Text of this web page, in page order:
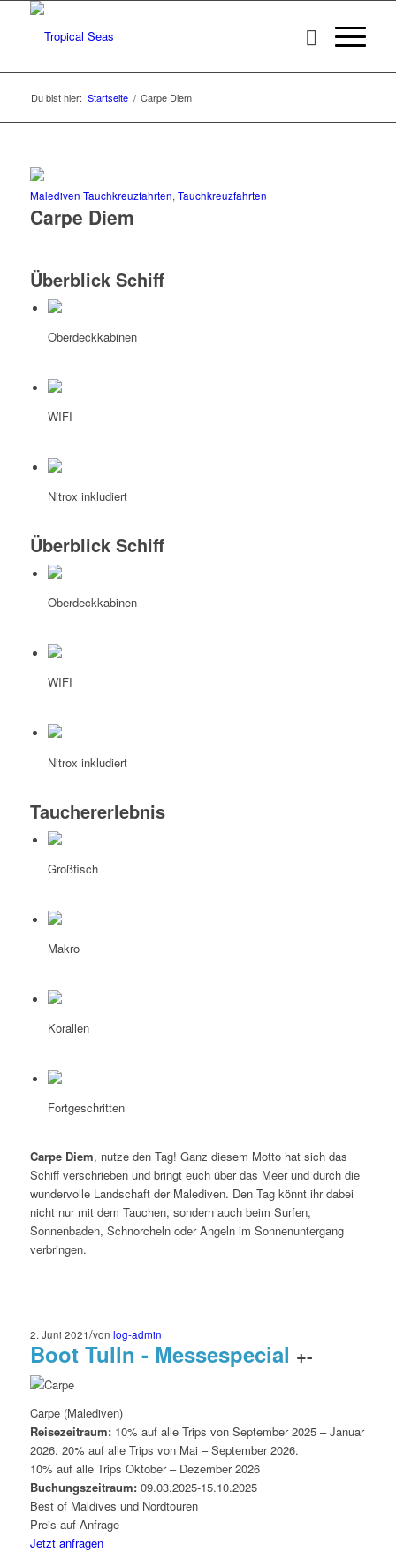
Du bist hier: Startseite / Carpe Diem
Malediven Tauchkreuzfahrten, Tauchkreuzfahrten
Carpe Diem
Überblick Schiff
Oberdeckkabinen
WIFI
Nitrox inkludiert
Überblick Schiff
Oberdeckkabinen
WIFI
Nitrox inkludiert
Tauchererlebnis
Großfisch
Makro
Korallen
Fortgeschritten
Carpe Diem, nutze den Tag! Ganz diesem Motto hat sich das
Schiff verschrieben und bringt euch über das Meer und durch die
wundervolle Landschaft der Malediven. Den Tag könnt ihr dabei
nicht nur mit dem Tauchen, sondern auch beim Surfen,
Sonnenbaden, Schnorcheln oder Angeln im Sonnenuntergang
verbringen.
2. Juni 2021/von log-admin
Boot Tulln - Messespecial +-
Carpe (Malediven)
Reisezeitraum:10% auf alle Trips von September 2025 – Januar
2026. 20% auf alle Trips von Mai – September 2026.
10% auf alle Trips Oktober – Dezember 2026
Buchungszeitraum:09.03.2025-15.10.2025
Best of Maldives und Nordtouren
Preis auf Anfrage
Jetzt anfragen